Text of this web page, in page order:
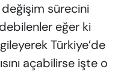
sürecini
eğer ki
Türkiye’de
açabilirse işte o